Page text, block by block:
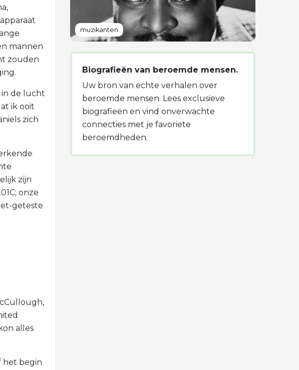
mannen
zouden
in de lucht
ik ooit
zich
zijn
onze
geteste
alles
het begin
muzikanten
Biografieën van beroemde mensen.
Uw bron van echte verhalen over
beroemde mensen. Lees exclusieve
biografieën en vind onverwachte
connecties met je favoriete
beroemdheden.